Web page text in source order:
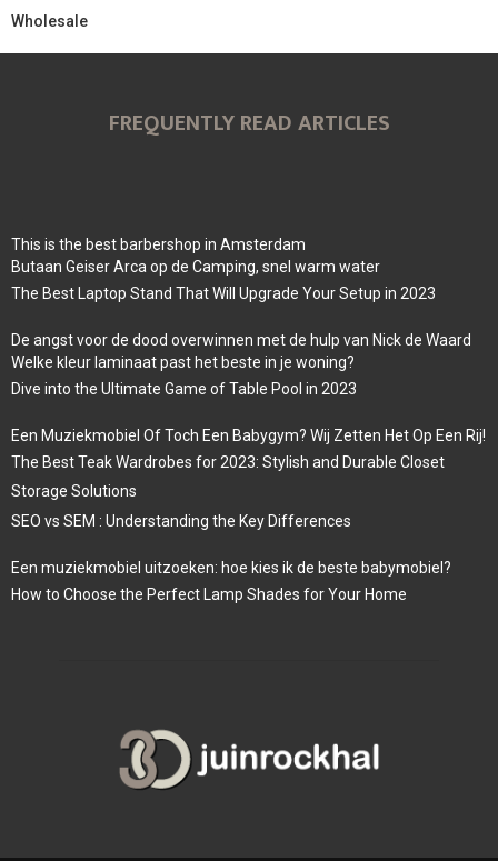
Wholesale
FREQUENTLY READ ARTICLES
This is the best barbershop in Amsterdam
Butaan Geiser Arca op de Camping, snel warm water
The Best Laptop Stand That Will Upgrade Your Setup in 2023
De angst voor de dood overwinnen met de hulp van Nick de Waard
Welke kleur laminaat past het beste in je woning?
Dive into the Ultimate Game of Table Pool in 2023
Een Muziekmobiel Of Toch Een Babygym? Wij Zetten Het Op Een Rij!
The Best Teak Wardrobes for 2023: Stylish and Durable Closet
Storage Solutions
SEO vs SEM : Understanding the Key Differences
Een muziekmobiel uitzoeken: hoe kies ik de beste babymobiel?
How to Choose the Perfect Lamp Shades for Your Home